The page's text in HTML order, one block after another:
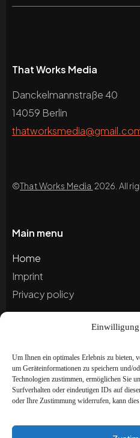
Um Ihnen ein optimales Erlebnis zu bieten,
um Geräteinformationen zu speichern und/
Technologien zustimmen, ermöglichen Sie
Surfverhalten oder eindeutigen IDs auf
oder Ihre Zustimmung widerrufen, kann
That Works Media
Danckelmannstraße 40
14059 Berlin
©That Works Media 2026. All
Main menu
Home
Imprint
Privacy policy
Newsletter
receive special offers!